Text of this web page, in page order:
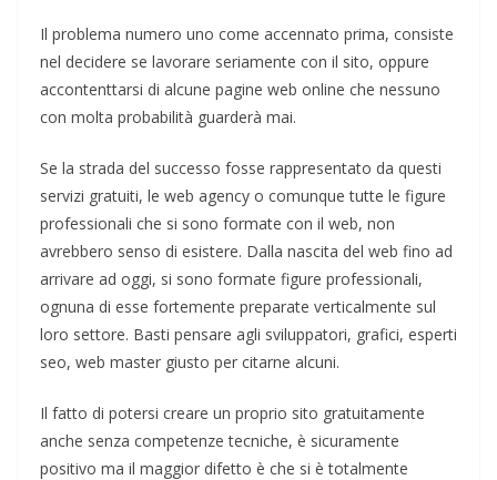
Il problema numero uno come accennato prima, consiste
nel decidere se lavorare seriamente con il sito, oppure
accontenttarsi di alcune pagine web online che nessuno
con molta probabilità guarderà mai.
Se la strada del successo fosse rappresentato da questi
servizi gratuiti, le web agency o comunque tutte le figure
professionali che si sono formate con il web, non
avrebbero senso di esistere. Dalla nascita del web fino ad
arrivare ad oggi, si sono formate figure professionali,
ognuna di esse fortemente preparate verticalmente sul
loro settore. Basti pensare agli sviluppatori, grafici, esperti
seo, web master giusto per citarne alcuni.
Il fatto di potersi creare un proprio sito gratuitamente
anche senza competenze tecniche, è sicuramente
positivo ma il maggior difetto è che si è totalmente